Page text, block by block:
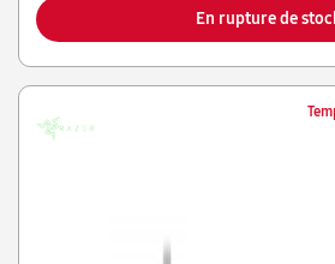
En rupture de